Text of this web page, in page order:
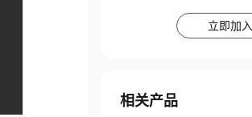
立即加入
相关产品